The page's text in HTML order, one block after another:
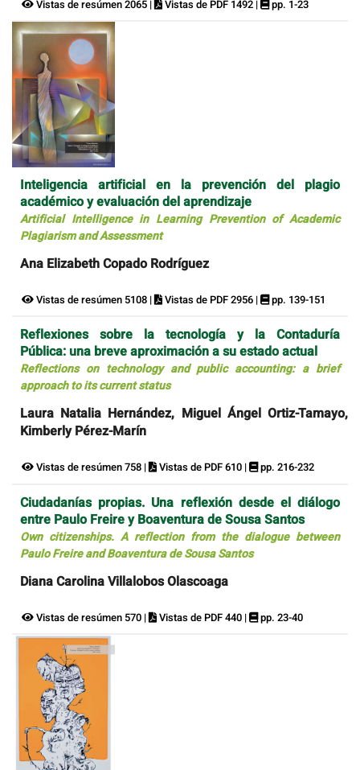
Vistas de resúmen 2065 | Vistas de PDF 1492 | pp. 1-23
Inteligencia artificial en la prevención del plagio
académico y evaluación del aprendizaje
Artificial Intelligence in Learning Prevention of Academic
Plagiarism and Assessment
Ana Elizabeth Copado Rodríguez
Vistas de resúmen 5108 | Vistas de PDF 2956 | pp. 139-151
Reflexiones sobre la tecnología y la Contaduría
Pública: una breve aproximación a su estado actual
Reflections on technology and public accounting: a brief
approach to its current status
Laura Natalia Hernández, Miguel Ángel Ortiz-Tamayo,
Kimberly Pérez-Marín
Vistas de resúmen 758 | Vistas de PDF 610 | pp. 216-232
Ciudadanías propias. Una reflexión desde el diálogo
entre Paulo Freire y Boaventura de Sousa Santos
Own citizenships. A reflection from the dialogue between
Paulo Freire and Boaventura de Sousa Santos
Diana Carolina Villalobos Olascoaga
Vistas de resúmen 570 | Vistas de PDF 440 | pp. 23-40